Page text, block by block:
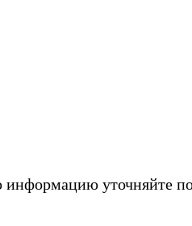
уточняйте